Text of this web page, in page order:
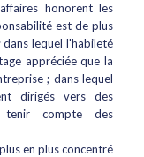
honorent les
est de plus
lequel l'habileté
appréciée que la
; dans lequel
dirigés vers des
tenir compte des
en plus concentré